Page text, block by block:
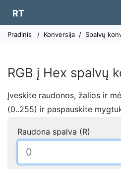
RT
Pradinis / Konversija / Spalvų
RGB į Hex spalvų
Įveskite raudonos, žalios ir
(0..255) ir paspauskite
Raudona spalva (R)